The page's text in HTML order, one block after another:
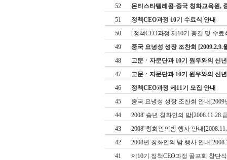
52
몬티스타텔레콤­-중국 칭화교육원,
51
정책CEO과정 10기 수료식 안내
50
[정책CEO과정 제10기 총결 및 수
49
중국 요녕성 성장 조찬회 [2009.2.9.
48
고문ㆍ자문단과 10기 원우와의 신
47
고문ㆍ자문단과 10기 원우와의 신
46
정책CEO과정 제11기 모집 안내
45
중국 요녕성 성장 조찬회 안내
44
2008' 송년 칭화인의 밤[2008.11.28.
43
2008' 칭화인의밤 행사 안내
42
2008년 칭화인의 밤 행사 안내
41
제10기 정책CEO과정 골프회 창단